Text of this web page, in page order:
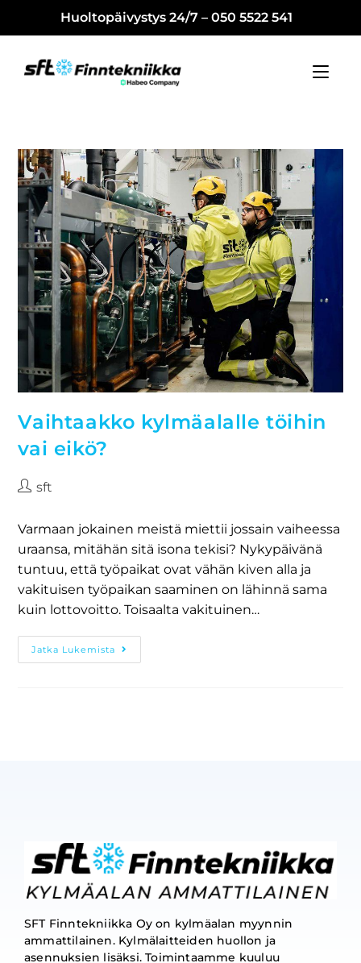
Huoltopäivystys 24/7 – 050 5522 541
Vaihtaakko kylmäalalle töihin
vai eikö?
sft
Varmaan jokainen meistä miettii jossain vaiheessa
uraansa, mitähän sitä isona tekisi? Nykypäivänä
tuntuu, että työpaikat ovat vähän kiven alla ja
vakituisen työpaikan saaminen on lähinnä sama
kuin lottovoitto. Toisaalta vakituinen…
Jatka Lukemista
SFT Finntekniikka Oy on kylmäalan myynnin
ammattilainen. Kylmälaitteiden huollon ja
asennuksien lisäksi. Toimintaamme kuuluu